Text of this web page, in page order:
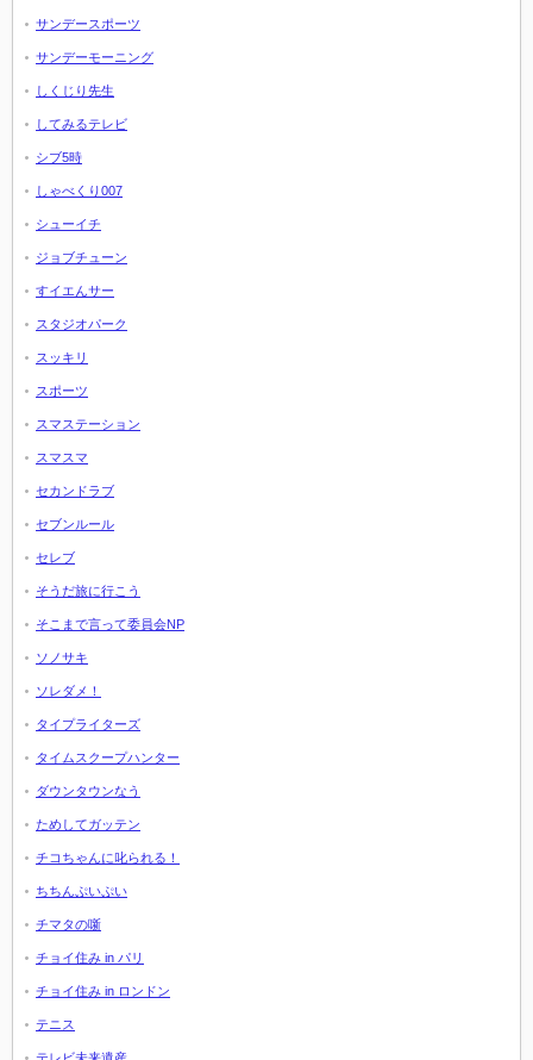
サンデースポーツ
サンデーモーニング
しくじり先生
してみるテレビ
シブ5時
しゃべくり007
シューイチ
ジョブチューン
すイエんサー
スタジオパーク
スッキリ
スポーツ
スマステーション
スマスマ
セカンドラブ
セブンルール
セレブ
そうだ旅に行こう
そこまで言って委員会NP
ソノサキ
ソレダメ！
タイプライターズ
タイムスクープハンター
ダウンタウンなう
ためしてガッテン
チコちゃんに叱られる！
ちちんぷいぷい
チマタの噺
チョイ住み in パリ
チョイ住み in ロンドン
テニス